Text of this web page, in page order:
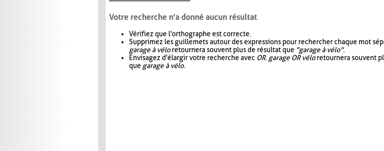
Votre recherche n'a donné aucun résultat
Vérifiez que l'orthographe est correcte.
Supprimez les guillemets autour des expressions pour rechercher chaque mot
garage à véloretournera souvent plus de résultat que "garage à vélo".
Envisagez d'élargir votre recherche avec OR. garage OR véloretournera souvent
que garage à vélo.